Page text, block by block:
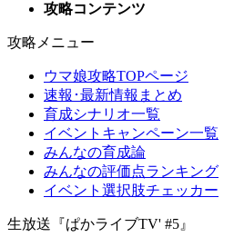
攻略コンテンツ
攻略メニュー
ウマ娘攻略TOPページ
速報･最新情報まとめ
育成シナリオ一覧
イベントキャンペーン一覧
みんなの育成論
みんなの評価点ランキング
イベント選択肢チェッカー
生放送『ぱかライブTV' #5』